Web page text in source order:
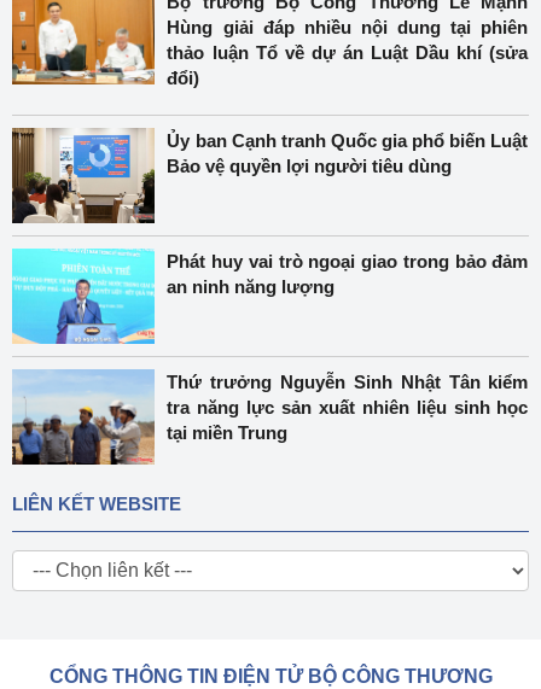
Hùng giải đáp nhiều nội dung tại phiên
thảo luận Tổ về dự án Luật Dầu khí (sửa
đổi)
Ủy ban Cạnh tranh Quốc gia phổ biến Luật
Bảo vệ quyền lợi người tiêu dùng
Phát huy vai trò ngoại giao trong bảo đảm
an ninh năng lượng
Thứ trưởng Nguyễn Sinh Nhật Tân kiểm
tra năng lực sản xuất nhiên liệu sinh học
tại miền Trung
LIÊN KẾT WEBSITE
CỔNG THÔNG TIN ĐIỆN TỬ BỘ CÔNG THƯƠNG